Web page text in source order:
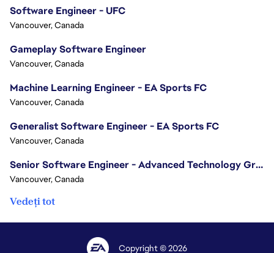
Software Engineer - UFC
Vancouver, Canada
Gameplay Software Engineer
Vancouver, Canada
Machine Learning Engineer - EA Sports FC
Vancouver, Canada
Generalist Software Engineer - EA Sports FC
Vancouver, Canada
Senior Software Engineer - Advanced Technology Group
Vancouver, Canada
Vedeți tot
Copyright © 2026